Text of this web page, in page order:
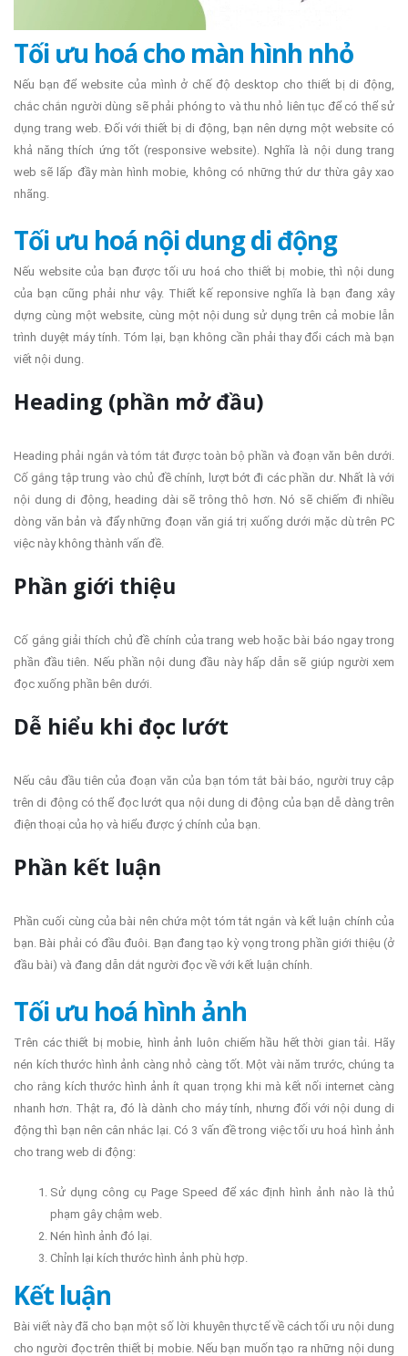
Tối ưu hoá cho màn hình nhỏ
Nếu bạn để website của mình ở chế độ desktop cho thiết bị di động,
chắc chắn người dùng sẽ phải phóng to và thu nhỏ liên tục để có thể sử
dụng trang web. Đối với thiết bị di động, bạn nên dựng một website có
khả năng thích ứng tốt (responsive website). Nghĩa là nội dung trang
web sẽ lấp đầy màn hình mobie, không có những thứ dư thừa gây xao
nhãng.
Tối ưu hoá nội dung di động
Nếu website của bạn được tối ưu hoá cho thiết bị mobie, thì nội dung
của bạn cũng phải như vậy. Thiết kế reponsive nghĩa là bạn đang xây
dựng cùng một website, cùng một nội dung sử dụng trên cả mobie lẫn
trình duyệt máy tính. Tóm lại, bạn không cần phải thay đổi cách mà bạn
viết nội dung.
Heading (phần mở đầu)
Heading phải ngắn và tóm tắt được toàn bộ phần và đoạn văn bên dưới.
Cố gắng tập trung vào chủ đề chính, lượt bớt đi các phần dư. Nhất là với
nội dung di động, heading dài sẽ trông thô hơn. Nó sẽ chiếm đi nhiều
dòng văn bản và đẩy những đoạn văn giá trị xuống dưới mặc dù trên PC
việc này không thành vấn đề.
Phần giới thiệu
Cố gắng giải thích chủ đề chính của trang web hoặc bài báo ngay trong
phần đầu tiên. Nếu phần nội dung đầu này hấp dẫn sẽ giúp người xem
đọc xuống phần bên dưới.
Dễ hiểu khi đọc lướt
Nếu câu đầu tiên của đoạn văn của bạn tóm tắt bài báo, người truy cập
trên di động có thể đọc lướt qua nội dung di động của bạn dễ dàng trên
điện thoại của họ và hiểu được ý chính của bạn.
Phần kết luận
Phần cuối cùng của bài nên chứa một tóm tắt ngắn và kết luận chính của
bạn. Bài phải có đầu đuôi. Bạn đang tạo kỳ vọng trong phần giới thiệu (ở
đầu bài) và đang dẫn dắt người đọc về với kết luận chính.
Tối ưu hoá hình ảnh
Trên các thiết bị mobie, hình ảnh luôn chiếm hầu hết thời gian tải. Hãy
nén kích thước hình ảnh càng nhỏ càng tốt. Một vài năm trước, chúng ta
cho rằng kích thước hình ảnh ít quan trọng khi mà kết nối internet càng
nhanh hơn. Thật ra, đó là dành cho máy tính, nhưng đối với nội dung di
động thì bạn nên cân nhắc lại. Có 3 vấn đề trong việc tối ưu hoá hình ảnh
cho trang web di động:
Sử dụng công cụ Page Speed để xác định hình ảnh nào là thủ
phạm gây chậm web.
Nén hình ảnh đó lại.
Chỉnh lại kích thước hình ảnh phù hợp.
Kết luận
Bài viết này đã cho bạn một số lời khuyên thực tế về cách tối ưu nội dung
cho người đọc trên thiết bị mobie. Nếu bạn muốn tạo ra những nội dung